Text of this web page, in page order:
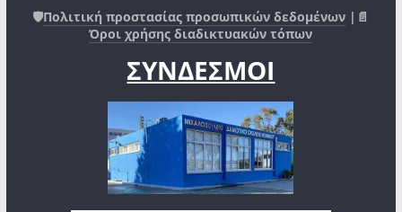
🛡️Πολιτική προστασίας προσωπικών δεδομένων |📄
Όροι χρήσης διαδικτυακών τόπων
ΣΥΝΔΕΣΜΟΙ